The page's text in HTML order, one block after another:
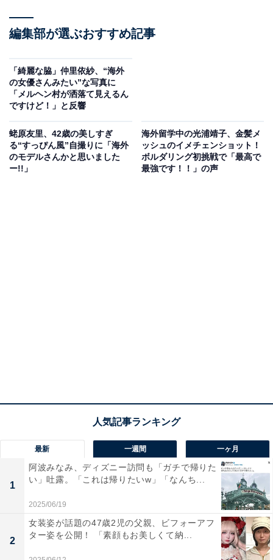
編集部が選ぶおすすめ記事
「綺麗な脇」仲里依紗、“海外
の女優さんみたい”な写真に
「メルヘン村が洒落て見えるん
ですけど！」と反響
蛯原友里、42歳の美しすぎ
る“すっぴん風”自撮りに「海外
のモデルさんかと思いました
ー!!」
海外留学中の光浦靖子、金髪メ
ッシュのイメチェンショット！
ボルダリング初挑戦で「最高で
最強です！！」の声
最新 一週間 一ヶ月
1
阿波みなみ、ディズニー訪問も「ガチで帰りた
い」吐露。「これは帰りたいw」「なんち...
2025/06/19
2
女装姿が話題の47歳2児の父親、ビフォーアフ
ター姿を公開！ 「素顔もお美しくて納...